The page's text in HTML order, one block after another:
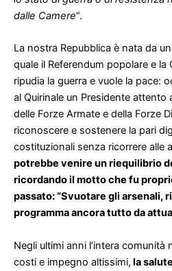
dalle Camere“.
La nostra Repubblica è nata da
quale il Referendum popolare e
ripudia la guerra e vuole la pace:
al Quirinale un Presidente attento
delle Forze Armate e della Forze
riconoscere e sostenere la pari
costituzionali senza ricorrere alle
potrebbe venire un riequilibrio
ricordando il motto che fu
passato: “Svuotare gli arsenali,
programma ancora tutto da
Negli ultimi anni l’intera
costi e impegno altissimi, la